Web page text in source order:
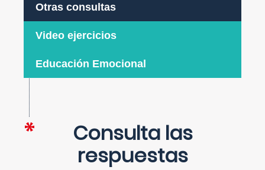
Otras consultas
Video ejercicios
Educación Emocional
Consulta las
respuestas